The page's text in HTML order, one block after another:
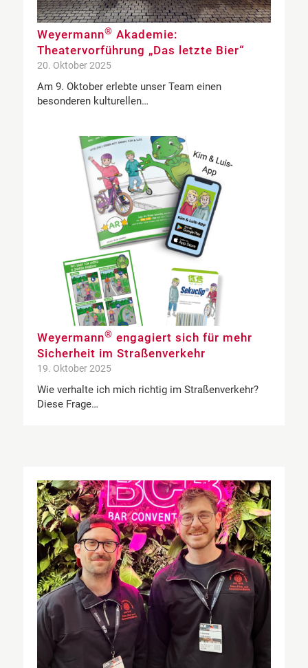
Weyermann® Akademie:
Theatervorführung „Das letzte Bier“
20. Oktober 2025
Am 9. Oktober erlebte unser Team einen
besonderen kulturellen…
Weyermann® engagiert sich für mehr
Sicherheit im Straßenverkehr
19. Oktober 2025
Wie verhalte ich mich richtig im Straßenverkehr?
Diese Frage…